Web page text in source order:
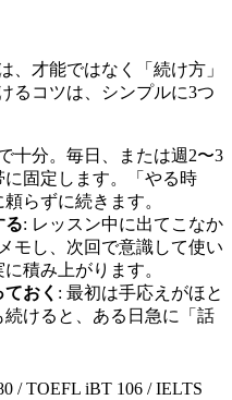
、才能ではなく「続け方」
るコツは、シンプルに3つ
十分。毎日、または週2〜3
固定します。「やる時
らずに続きます。
る: レッスン中に出てこなか
モし、次回で意識して使い
積み上がります。
おく : 最初は手応えがほと
けると、ある日急に「話
/ TOEFL iBT 106 / IELTS